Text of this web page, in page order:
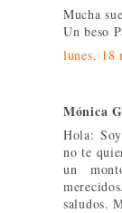
Mucha
Un beso
lunes, 18
Mónica
Hola:
no te
un
saludos.